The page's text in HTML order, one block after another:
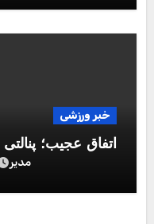
خبر ورزشی
اتفاق عجیب؛
مدیر